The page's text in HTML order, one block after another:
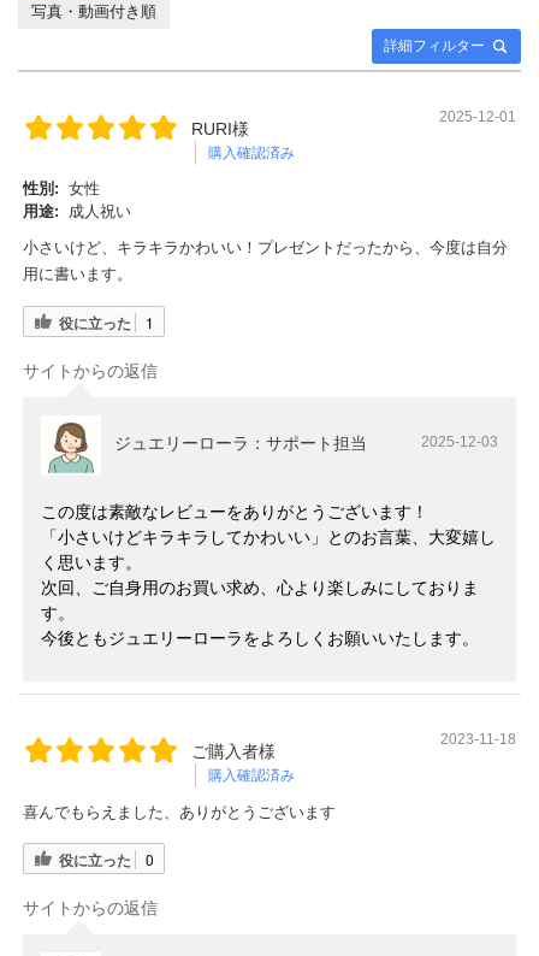
詳細フィルター
写真・動画付き順
RURI様
購入確認済み
2025-12-01
性別: 女性
用途:
成人祝い
小さいけど、キラキラかわいい！プレゼントだったから、今度は自分
用に書います。
役に立った 1
サイトからの返信
ジュエリーローラ：サポート担当 2025-12-03
この度は素敵なレビューをありがとうございます！
「小さいけどキラキラしてかわいい」とのお言葉、大変嬉し
く思います。
次回、ご自身用のお買い求め、心より楽しみにしておりま
す。
今後ともジュエリーローラをよろしくお願いいたします。
ご購入者様
購入確認済み
2023-11-18
喜んでもらえました、ありがとうございます
役に立った 0
サイトからの返信